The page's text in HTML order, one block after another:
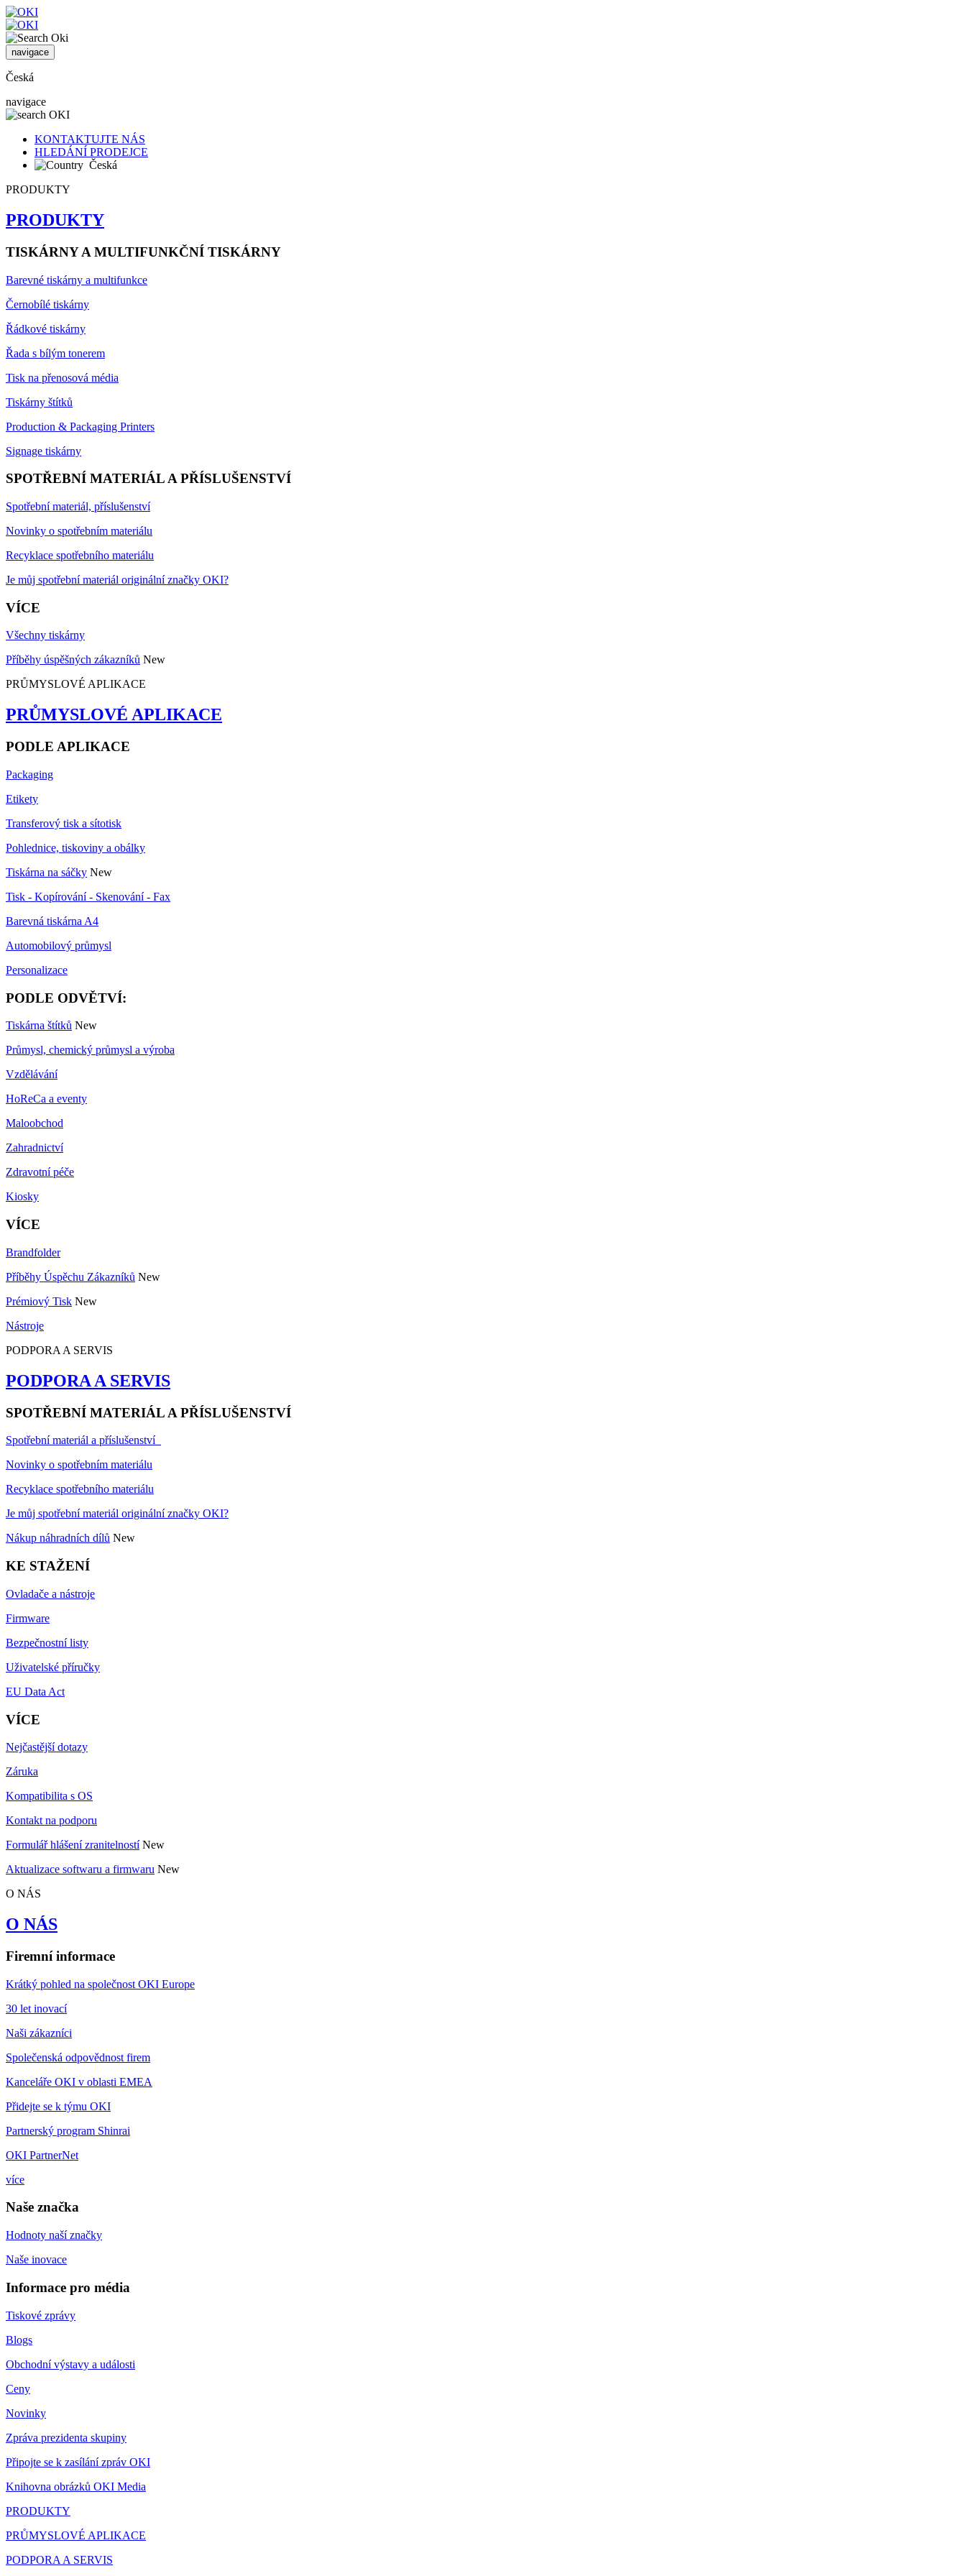
navigace
Česká
navigace
KONTAKTUJTE NÁS
HLEDÁNÍ PRODEJCE
Česká
PRODUKTY
PRODUKTY
TISKÁRNY A MULTIFUNKČNÍ TISKÁRNY
Barevné tiskárny a multifunkce
Černobílé tiskárny
Řádkové tiskárny
Řada s bílým tonerem
Tisk na přenosová média
Tiskárny štítků
Production & Packaging Printers
Signage tiskárny
SPOTŘEBNÍ MATERIÁL A PŘÍSLUŠENSTVÍ
Spotřební materiál, příslušenství
Novinky o spotřebním materiálu
Recyklace spotřebního materiálu
Je můj spotřební materiál originální značky OKI?
VÍCE
Všechny tiskárny
Příběhy úspěšných zákazníků New
PRŮMYSLOVÉ APLIKACE
PRŮMYSLOVÉ APLIKACE
PODLE APLIKACE
Packaging
Etikety
Transferový tisk a sítotisk
Pohlednice, tiskoviny a obálky
Tiskárna na sáčky New
Tisk - Kopírování - Skenování - Fax
Barevná tiskárna A4
Automobilový průmysl
Personalizace
PODLE ODVĚTVÍ:
Tiskárna štítků New
Průmysl, chemický průmysl a výroba
Vzdělávání
HoReCa a eventy
Maloobchod
Zahradnictví
Zdravotní péče
Kiosky
VÍCE
Brandfolder
Příběhy Úspěchu Zákazníků New
Prémiový Tisk New
Nástroje
PODPORA A SERVIS
PODPORA A SERVIS
SPOTŘEBNÍ MATERIÁL A PŘÍSLUŠENSTVÍ
Spotřební materiál a příslušenství
Novinky o spotřebním materiálu
Recyklace spotřebního materiálu
Je můj spotřební materiál originální značky OKI?
Nákup náhradních dílů New
KE STAŽENÍ
Ovladače a nástroje
Firmware
Bezpečnostní listy
Uživatelské příručky
EU Data Act
VÍCE
Nejčastější dotazy
Záruka
Kompatibilita s OS
Kontakt na podporu
Formulář hlášení zranitelností New
Aktualizace softwaru a firmwaru New
O NÁS
O NÁS
Firemní informace
Krátký pohled na společnost OKI Europe
30 let inovací
Naši zákazníci
Společenská odpovědnost firem
Kanceláře OKI v oblasti EMEA
Přidejte se k týmu OKI
Partnerský program Shinrai
OKI PartnerNet
více
Naše značka
Hodnoty naší značky
Naše inovace
Informace pro média
Tiskové zprávy
Blogs
Obchodní výstavy a události
Ceny
Novinky
Zpráva prezidenta skupiny
Připojte se k zasílání zpráv OKI
Knihovna obrázků OKI Media
PRODUKTY
PRŮMYSLOVÉ APLIKACE
PODPORA A SERVIS